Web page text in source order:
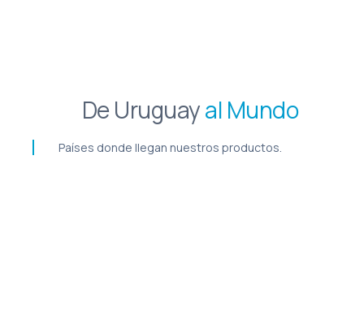
De Uruguayal Mundo
Países donde llegan nuestros productos.